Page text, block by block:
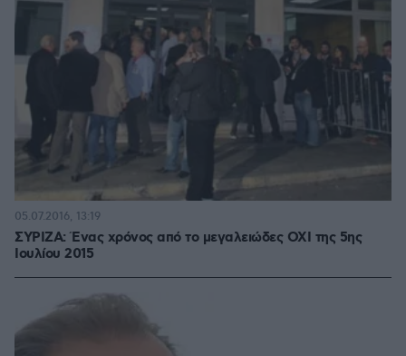
ΣΥΡΙΖΑ: Ένας χρόνος από το μεγαλειώδες ΟΧΙ της 5ης
Ιουλίου 2015
05.07.2016, 13:19